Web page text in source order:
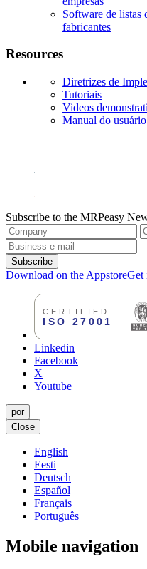
Software de listas
fabricantes
Resources
Diretrizes de
Tutoriais
Videos
Manual do usuário
Subscribe to the MRPeasy
Subscribe
Download on the AppstoreGet
Linkedin
Facebook
X
Youtube
por
Close
English
Eesti
Deutsch
Español
Français
Português
Mobile navigation